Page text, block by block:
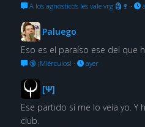
A los agnosticos les vale vrg 🗿🍷 ·
Paluego
Eso es el paraíso ese del que
🔞 ¡Miérculos! · ayer
[Ψ]
Ese partido sí me lo veía yo. Y
club.